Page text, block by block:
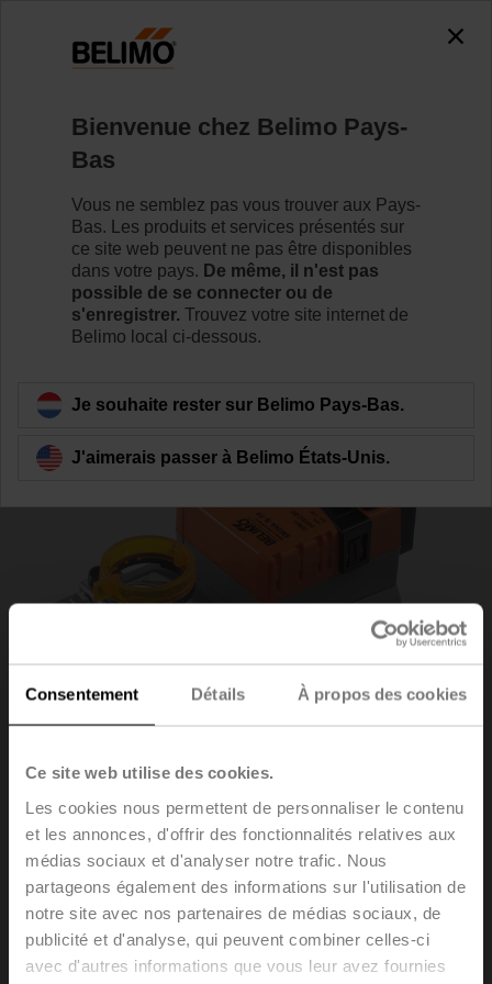
Consentement Détails À propos des cookies
Ce site web utilise des cookies.
Les cookies nous permettent de personnaliser le contenu
et les annonces, d'offrir des fonctionnalités relatives aux
médias sociaux et d'analyser notre trafic. Nous
partageons également des informations sur l'utilisation de
notre site avec nos partenaires de médias sociaux, de
publicité et d'analyse, qui peuvent combiner celles-ci
avec d'autres informations que vous leur avez fournies
SM24A-S-TP
Pour en savoir plus
Retour a la catégorie de produits
SM24A-S-TP
Servomoteur rotatif, 20 Nm, AC/DC 24 V, Tout-ou-rien, 3
points, 150 s, 1x SPDT, IP54, Borniers
Bienvenue chez Belimo Pays-
Bas
Vous ne semblez pas vous trouver aux Pays-
Bas. Les produits et services présentés sur
ce site web peuvent ne pas être disponibles
dans votre pays. De même, il n'est pas
possible de se connecter ou de
s'enregistrer. Trouvez votre site internet de
Belimo local ci-dessous.
Je souhaite rester sur Belimo Pays-Bas.
J'aimerais passer à Belimo États-Unis.